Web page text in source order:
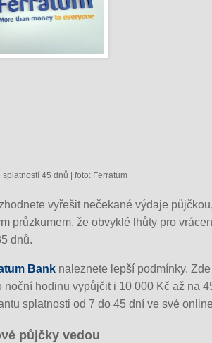
splatností 45 dnů | foto: Ferratum
vyřešit nečekané výdaje
průzkumem, že obvyklé lhůty pro
dnů.
Bank naleznete lepší podmínky.
noční hodinu vypůjčit i 10 000 Kč až na
splatnosti od 7 do 45 dní ve své
půjčky vedou